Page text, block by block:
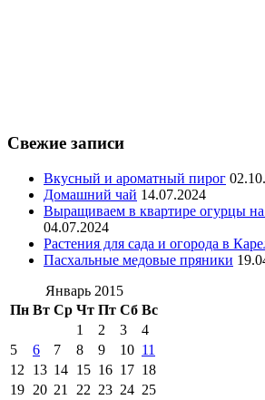
Свежие записи
Вкусный и ароматный пирог
Домашний чай 14.07.2024
Выращиваем в квартире огурцы
04.07.2024
Растения для сада и огорода в
Пасхальные медовые пряники
Январь 2015
Пн Вт Ср Чт Пт Сб Вс
1
2 3
4
5
6 7 8 9 10 11
12
13 14 15 16 17 18
19 20 21 22 23 24 25